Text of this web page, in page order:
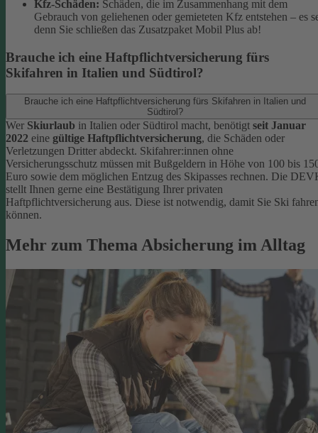
Kfz-Schäden: Schäden, die im Zusammenhang mit dem
Gebrauch von geliehenen oder gemieteten Kfz entstehen – es
denn Sie schließen das Zusatzpaket Mobil Plus ab!
Brauche ich eine Haftpflichtversicherung fürs
Skifahren in Italien und Südtirol?
Brauche ich eine Haftpflichtversicherung fürs Skifahren in Italien und
Südtirol?
Wer Skiurlaub in Italien oder Südtirol macht, benötigt seit Januar
2022 eine gültige Haftpflichtversicherung, die Schäden oder
Verletzungen Dritter abdeckt. Skifahrer:innen ohne
Versicherungsschutz müssen mit Bußgeldern in Höhe von 100 bis
Euro sowie dem möglichen Entzug des Skipasses rechnen. Die
stellt Ihnen gerne eine Bestätigung Ihrer privaten
Haftpflichtversicherung aus. Diese ist notwendig, damit Sie Ski
können.
Mehr zum Thema Absicherung im Alltag